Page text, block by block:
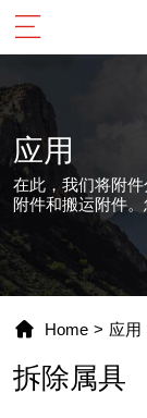
应用
在此，我们将附
附件和搬运附件
Home > 应用
拆除属具